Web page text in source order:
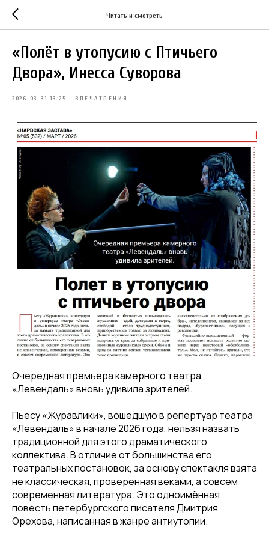
Читать и смотреть
«Полёт в утопусию с Птичьего
Двора», Инесса Суворова
2026-03-31 13:25 ВПЕЧАТЛЕНИЯ
Очередная премьера камерного театра
«Левендаль» вновь удивила зрителей.
Пьесу «Журавлики», вошедшую в репертуар театра
«Левендаль» в начале 2026 года, нельзя назвать
традиционной для этого драматического
коллектива. В отличие от большинства его
театральных постановок, за основу спектакля взята
не классическая, проверенная веками, а совсем
современная литература. Это одноимённая
повесть петербургского писателя Дмитрия
Орехова, написанная в жанре антиутопии.